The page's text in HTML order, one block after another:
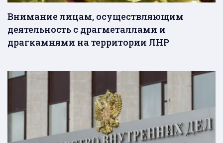
Внимание лицам, осуществляющим
деятельность с драгметаллами и
драгкамнями на территории ЛНР